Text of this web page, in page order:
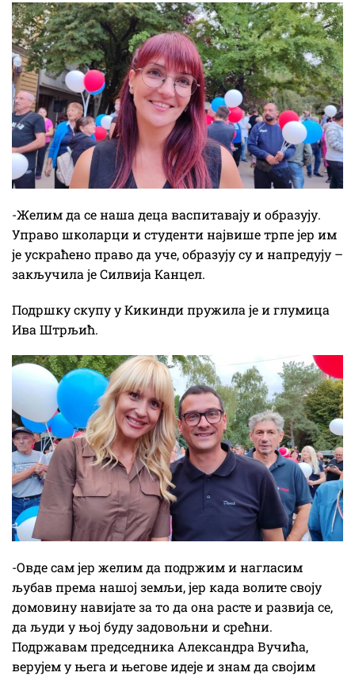
-Желим да се наша деца васпитавају и образују.
Управо школарци и студенти највише трпе јер им
је ускраћено право да уче, образују су и напредују –
закључила је Силвија Канцел.
Подршку скупу у Кикинди пружила је и глумица
Ива Штрљић.
-Овде сам јер желим да подржим и нагласим
љубав према нашој земљи, јер када волите своју
домовину навијате за то да она расте и развија се,
да људи у њој буду задовољни и срећни.
Подржавам председника Александра Вучића,
верујем у њега и његове идеје и знам да својим